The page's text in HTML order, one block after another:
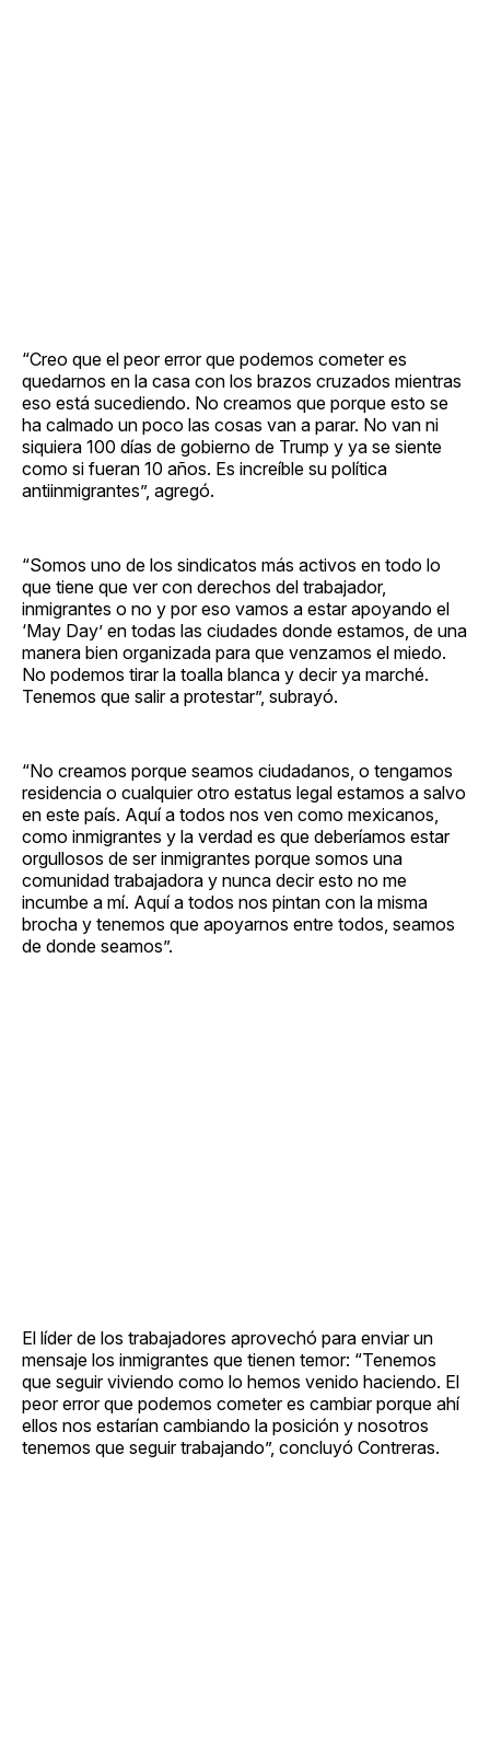
“Creo que el peor error que podemos cometer es
quedarnos en la casa con los brazos cruzados mientras
eso está sucediendo. No creamos que porque esto se
ha calmado un poco las cosas van a parar. No van ni
siquiera 100 días de gobierno de Trump y ya se siente
como si fueran 10 años. Es increíble su política
antiinmigrantes”, agregó.
“Somos uno de los sindicatos más activos en todo lo
que tiene que ver con derechos del trabajador,
inmigrantes o no y por eso vamos a estar apoyando el
‘May Day’ en todas las ciudades donde estamos, de una
manera bien organizada para que venzamos el miedo.
No podemos tirar la toalla blanca y decir ya marché.
Tenemos que salir a protestar”, subrayó.
“No creamos porque seamos ciudadanos, o tengamos
residencia o cualquier otro estatus legal estamos a salvo
en este país. Aquí a todos nos ven como mexicanos,
como inmigrantes y la verdad es que deberíamos estar
orgullosos de ser inmigrantes porque somos una
comunidad trabajadora y nunca decir esto no me
incumbe a mí. Aquí a todos nos pintan con la misma
brocha y tenemos que apoyarnos entre todos, seamos
de donde seamos”.
El líder de los trabajadores aprovechó para enviar un
mensaje los inmigrantes que tienen temor: “Tenemos
que seguir viviendo como lo hemos venido haciendo. El
peor error que podemos cometer es cambiar porque ahí
ellos nos estarían cambiando la posición y nosotros
tenemos que seguir trabajando”, concluyó Contreras.